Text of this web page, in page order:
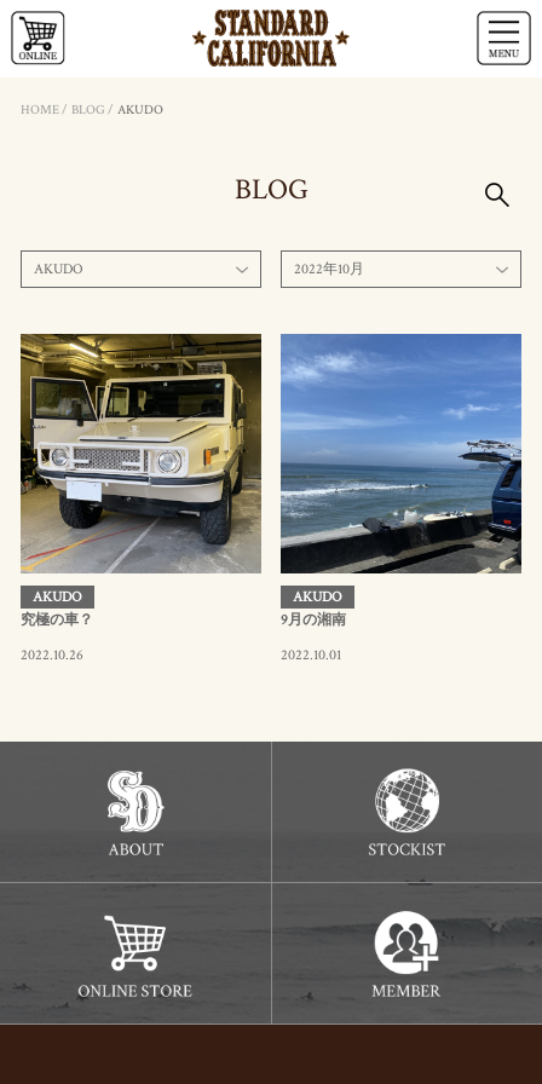
HOME/ BLOG / AKUDO
BLOG
AKUDO 2022年10月
AKUDO
究極の車？
2022.10.26
AKUDO
9月の湘南
2022.10.01